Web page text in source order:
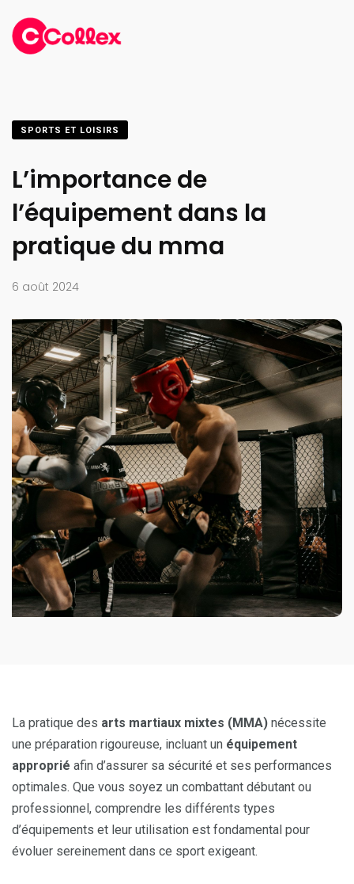
SPORTS ET LOISIRS
L’importance de
l’équipement dans la
pratique du mma
6 août 2024
La pratique des arts martiaux mixtes (MMA) nécessite
une préparation rigoureuse, incluant un équipement
approprié afin d’assurer sa sécurité et ses performances
optimales. Que vous soyez un combattant débutant ou
professionnel, comprendre les différents types
d’équipements et leur utilisation est fondamental pour
évoluer sereinement dans ce sport exigeant.